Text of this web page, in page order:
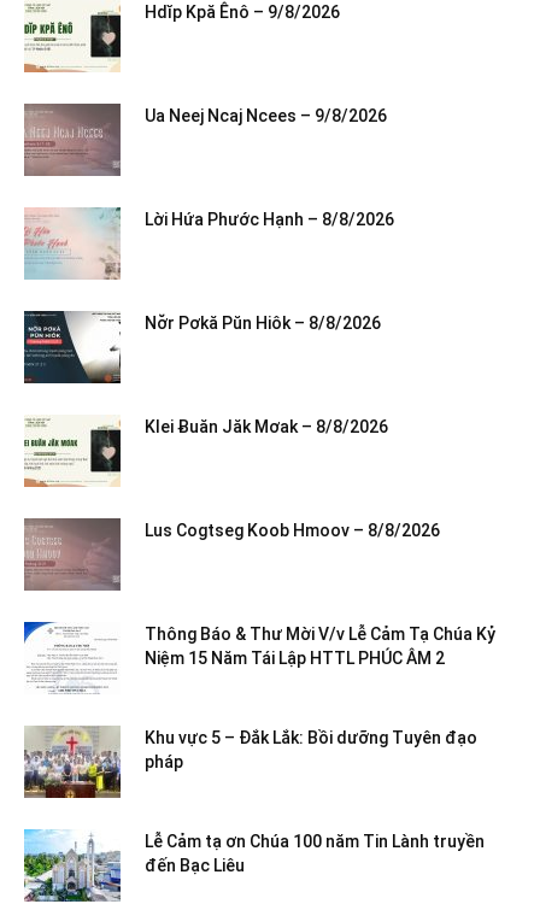
Hdĭp Kpă Ênô – 9/8/2026
Ua Neej Ncaj Ncees – 9/8/2026
Lời Hứa Phước Hạnh – 8/8/2026
Nơ̆r Pơkă Pŭn Hiôk – 8/8/2026
Klei Ƀuăn Jăk Mơak – 8/8/2026
Lus Cogtseg Koob Hmoov – 8/8/2026
Thông Báo & Thư Mời V/v Lễ Cảm Tạ Chúa Kỷ
Niệm 15 Năm Tái Lập HTTL PHÚC ÂM 2
Khu vực 5 – Đắk Lắk: Bồi dưỡng Tuyên đạo
pháp
Lễ Cảm tạ ơn Chúa 100 năm Tin Lành truyền
đến Bạc Liêu